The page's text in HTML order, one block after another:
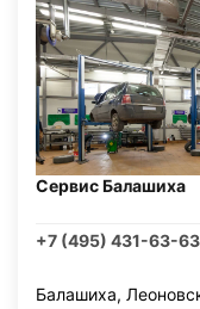
Сервис Балашиха
+7 (495) 431-63-63
Балашиха,